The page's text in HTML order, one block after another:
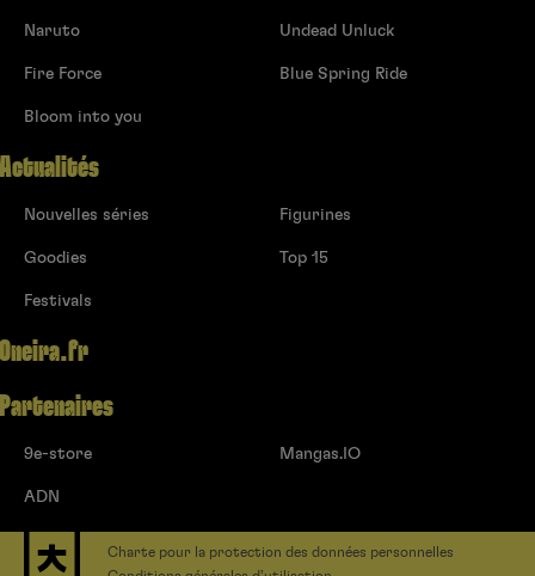
Naruto
Fire Force
Bloom into you
Undead Unluck
Blue Spring Ride
Actualités
Nouvelles séries
Goodies
Festivals
Figurines
Top 15
Oneira.fr
Partenaires
9e-store
ADN
Mangas.IO
Charte pour la protection des données personnelles